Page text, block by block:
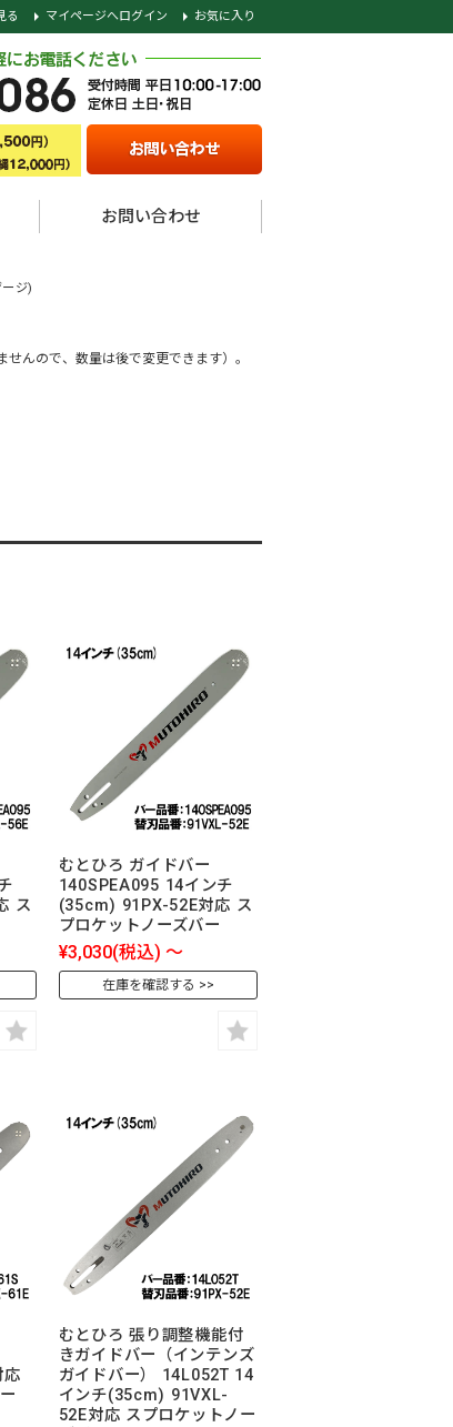
る マイページへログイン お気に入り
お問い合わせ
ジ)
んので、数量は後で変更できます）。
ス
むとひろ ガイドバー
140SPEA095 14インチ
(35cm) 91PX-52E対応 ス
プロケットノーズバー
¥3,030(税込) ～
在庫を確認する
むとひろ 張り調整機能付
きガイドバー（インテンズ
ガイドバー） 14L052T 14
インチ(35cm) 91VXL-
52E対応 スプロケットノー